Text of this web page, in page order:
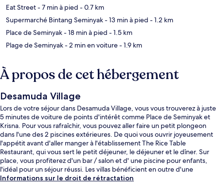
Eat Street- 7 min à pied - 0.7 km
Supermarché Bintang Seminyak- 13 min à pied - 1.2 km
Place de Seminyak- 18 min à pied - 1.5 km
Plage de Seminyak- 2 min en voiture- 1.9 km
À propos de cet hébergement
Desamuda Village
Lors de votre séjour dans Desamuda Village, vous vous trouverez à juste
5 minutes de voiture de points d'intérêt comme Place de Seminyak et
Krisna. Pour vous rafraîchir, vous pouvez aller faire un petit plongeon
dans l'une des 2 piscines extérieures. De quoi vous ouvrir joyeusement
l'appétit avant d'aller manger à l'établissement The Rice Table
Restaurant, qui vous sert le petit déjeuner, le déjeuner et le dîner. Sur
place, vous profiterez d'un bar / salon et d' une piscine pour enfants,
l'idéal pour un séjour réussi. Les villas bénéficient en outre d'une
baignoire relaxante profonde et d'une kitchenette. Les autres
Informations sur le droit de rétractation